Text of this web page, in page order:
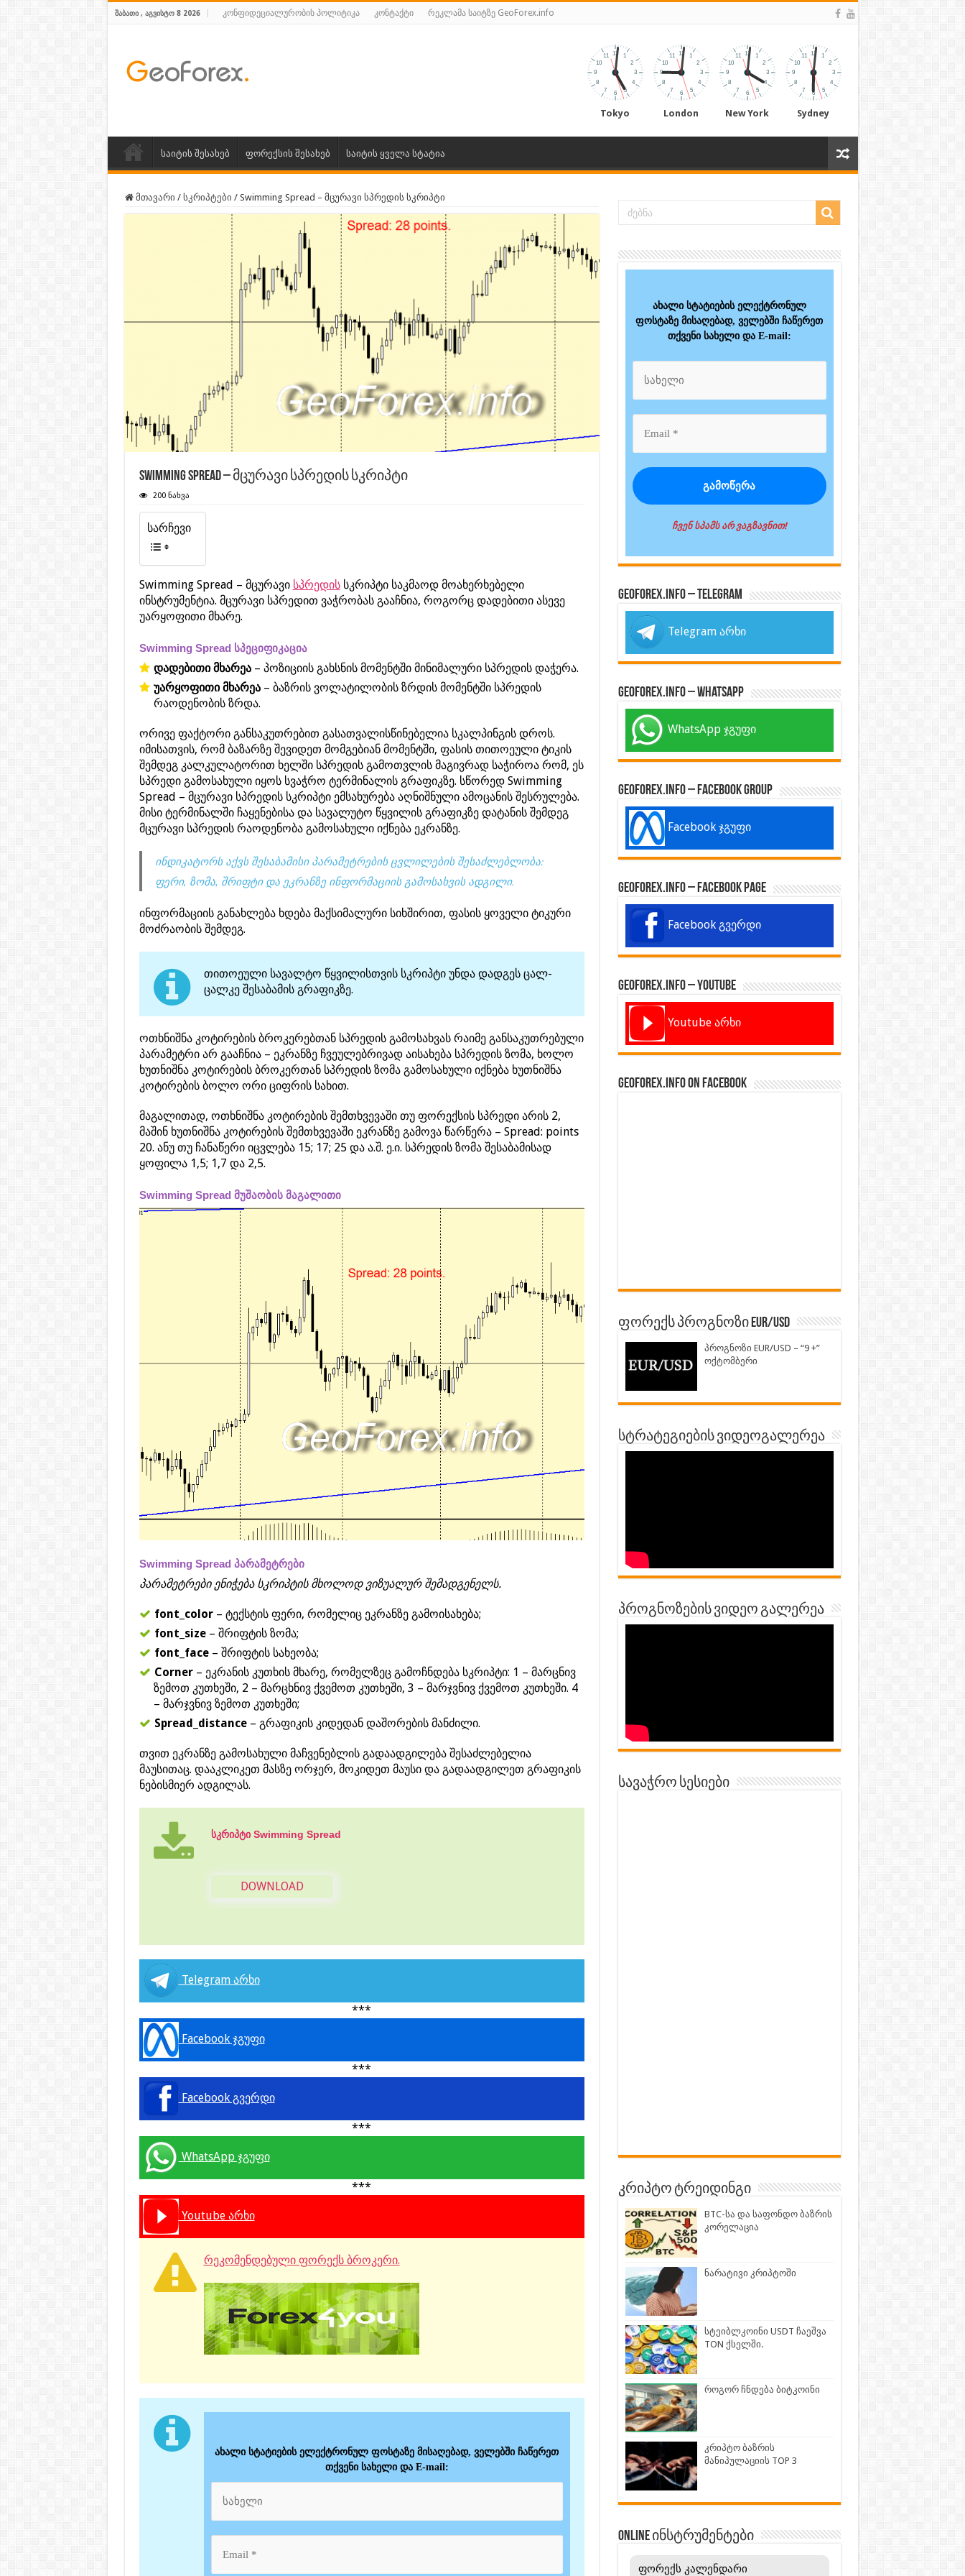
ᲨᲐᲑᲐᲗᲘ , ᲐᲒᲕᲘᲡᲢᲝ 8 2026 კონფიდეციალურობის პოლიტიკა კონტაქტი რეკლამა საიტზე GeoForex.info
Tokyo London New York Sydney
საიტის შესახებ ფორექსის შესახებ საიტის ყველა სტატია
მთავარი / სკრიპტები / Swimming Spread – მცურავი სპრედის სკრიპტი
Swimming Spread – მცურავი სპრედის სკრიპტი
200 ნახვა
სარჩევი
Swimming Spread – მცურავი სპრედისსკრიპტი საკმაოდ მოახერხებელი
ინსტრუმენტია. მცურავი სპრედით ვაჭრობას გააჩნია, როგორც დადებითი ასევე
უარყოფითი მხარე.
Swimming Spread სპეციფიკაცია
დადებითი მხარეა– პოზიციის გახსნის მომენტში მინიმალური სპრედის დაჭერა.
უარყოფითი მხარეა– ბაზრის ვოლატილობის ზრდის მომენტში სპრედის
რაოდენობის ზრდა.
ორივე ფაქტორი განსაკუთრებით გასათვალისწინებელია სკალპინგის დროს.
იმისათვის, რომ ბაზარზე შევიდეთ მომგებიან მომენტში, ფასის თითოეული ტიკის
შემდეგ კალკულატორით ხელში სპრედის გამოთვლის მაგივრად საჭიროა რომ, ეს
სპრედი გამოსახული იყოს სვაჭრო ტერმინალის გრაფიკზე. სწორედ Swimming
Spread – მცურავი სპრედის სკრიპტი ემსახურება აღნიშნული ამოცანის შესრულება.
მისი ტერმინალში ჩაყენებისა და სავალუტო წყვილის გრაფიკზე დატანის შემდეგ
მცურავი სპრედის რაოდენობა გამოსახული იქნება ეკრანზე.
ინდიკატორს აქვს შესაბამისი პარამეტრების ცვლილების შესაძლებლობა:
ფერი, ზომა, შრიფტი და ეკრანზე ინფორმაციის გამოსახვის ადგილი.
ინფორმაციის განახლება ხდება მაქსიმალური სიხშირით, ფასის ყოველი ტიკური
მოძრაობის შემდეგ.
თითოეული სავალტო წყვილისთვის სკრიპტი უნდა დადგეს ცალ-
ცალკე შესაბამის გრაფიკზე.
ოთხნიშნა კოტირების ბროკერებთან სპრედის გამოსახვას რაიმე განსაკუთრებული
პარამეტრი არ გააჩნია – ეკრანზე ჩვეულებრივად აისახება სპრედის ზომა, ხოლო
ხუთნიშნა კოტირების ბროკერთან სპრედის ზომა გამოსახული იქნება ხუთნიშნა
კოტირების ბოლო ორი ციფრის სახით.
მაგალითად, ოთხნიშნა კოტირების შემთხვევაში თუ ფორექსის სპრედი არის 2,
მაშინ ხუთნიშნა კოტირების შემთხვევაში ეკრანზე გამოვა წარწერა – Spread: points
20. ანუ თუ ჩანაწერი იცვლება 15; 17; 25 და ა.შ. ე.ი. სპრედის ზომა შესაბამისად
ყოფილა 1,5; 1,7 და 2,5.
Swimming Spread მუშაობის მაგალითი
Swimming Spread პარამეტრები
პარამეტრები ენიჭება სკრიპტის მხოლოდ ვიზუალურ შემადგენელს.
font_color – ტექსტის ფერი, რომელიც ეკრანზე გამოისახება;
font_size– შრიფტის ზომა;
font_face– შრიფტის სახეობა;
Corner– ეკრანის კუთხის მხარე, რომელზეც გამოჩნდება სკრიპტი: 1 – მარცნივ
ზემოთ კუთხეში, 2 – მარცხნივ ქვემოთ კუთხეში, 3 – მარჯვნივ ქვემოთ კუთხეში. 4
– მარჯვნივ ზემოთ კუთხეში;
Spread_distance– გრაფიკის კიდედან დაშორების მანძილი.
თვით ეკრანზე გამოსახული მაჩვენებლის გადაადგილება შესაძლებელია
მაუსითაც. დააკლიკეთ მასზე ორჯერ, მოკიდეთ მაუსი და გადაადგილეთ გრაფიკის
ნებისმიერ ადგილას.
სკრიპტი Swimming Spread
DOWNLOAD
Telegram არხი
***
Facebook ჯგუფი
***
Facebook გვერდი
***
WhatsApp ჯგუფი
***
Youtube არხი
რეკომენდებული ფორექს ბროკერი.
ახალი სტატიების ელექტრონულ ფოსტაზე მისაღებად, ველებში ჩაწერეთ
თქვენი სახელი და E-mail:
ახალი სტატიების ელექტრონულ
ფოსტაზე მისაღებად, ველებში ჩაწერეთ
თქვენი სახელი და E-mail:
ჩვენ სპამს არ ვაგზავნით!
GeoForex.info – Telegram
Telegram არხი
GeoForex.info – WhatsApp
WhatsApp ჯგუფი
GeoForex.info – Facebook Group
Facebook ჯგუფი
GeoForex.info – Facebook Page
Facebook გვერდი
GeoForex.info – Youtube
Youtube არხი
GeoForex.info on Facebook
ფორექს პროგნოზი EUR/USD
პროგნოზი EUR/USD – “9 +”
ოქტომბერი
სტრატეგიების ვიდეოგალერეა
პროგნოზების ვიდეო გალერეა
სავაჭრო სესიები
კრიპტო ტრეიდინგი
BTC-სა და საფონდო ბაზრის
კორელაცია
ნარატივი კრიპტოში
სტეიბლკოინი USDT ჩაეშვა
TON ქსელში.
როგორ ჩნდება ბიტკოინი
კრიპტო ბაზრის
მანიპულაციის TOP 3
ONLINE ინსტრუმენტები
ფორექს კალენდარი